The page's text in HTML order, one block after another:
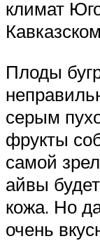
климат
Плоды
серым
фрукты
самой
айвы
кожа. Но
очень